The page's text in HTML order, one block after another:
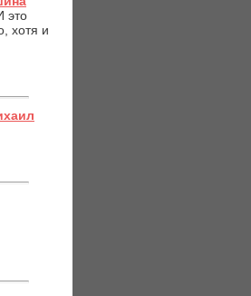
это
хотя и